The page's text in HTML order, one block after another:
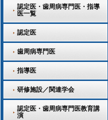
認定医・歯周病専門医・指導
医一覧
認定医
歯周病専門医
指導医
研修施設／関連学会
認定医・歯周病専門医教育講
演